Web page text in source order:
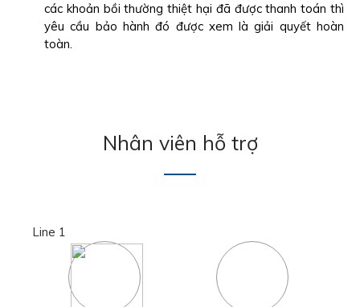
các khoản bồi thường thiệt hại đã được thanh toán thì
yêu cầu bảo hành đó được xem là giải quyết hoàn
toàn.
Nhân viên hỗ trợ
Line 1